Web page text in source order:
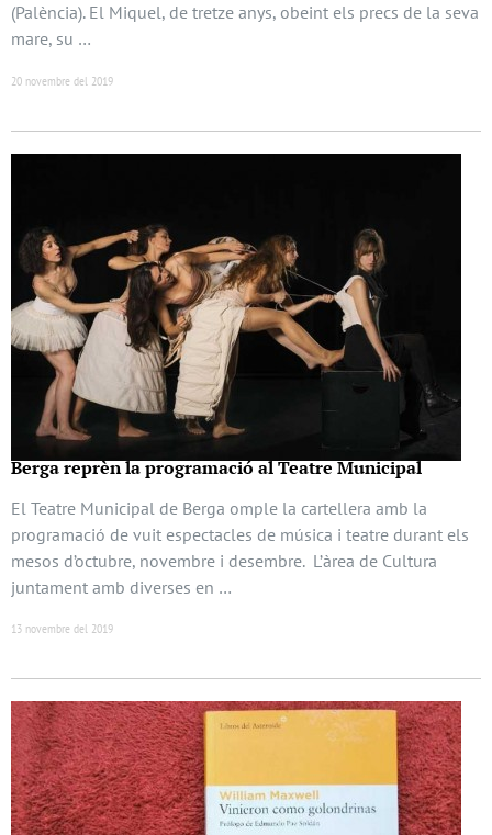
(Palència). El Miquel, de tretze anys, obeint els precs de la seva
mare, su …
20 novembre del 2019
Berga reprèn la programació al Teatre Municipal
El Teatre Municipal de Berga omple la cartellera amb la
programació de vuit espectacles de música i teatre durant els
mesos d’octubre, novembre i desembre. L’àrea de Cultura
juntament amb diverses en …
13 novembre del 2019